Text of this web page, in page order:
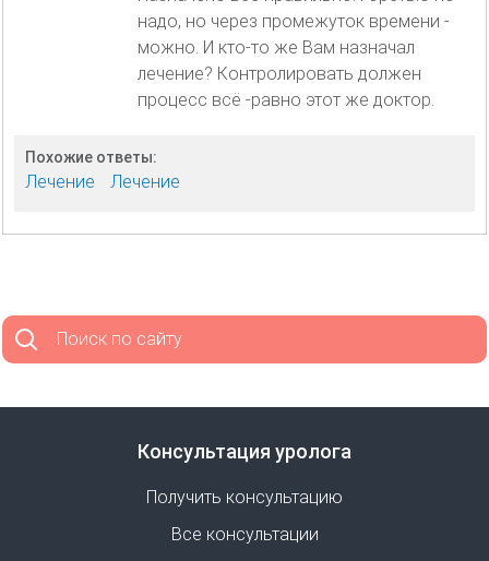
надо, но через промежуток времени -
можно. И кто-то же Вам назначал
лечение? Контролировать должен
процесс всё -равно этот же доктор.
Похожие ответы:
Лечение Лечение
Поиск по сайту
Консультация уролога
Получить консультацию
Все консультации